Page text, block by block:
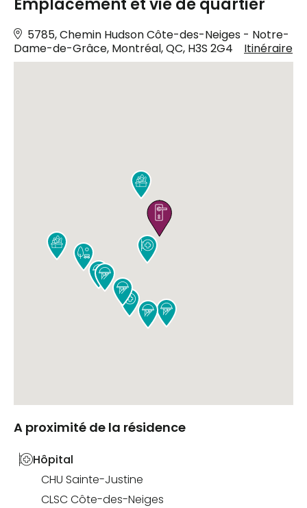
5785, Chemin Hudson Côte-des-Neiges - Notre-
Dame-de-Grâce, Montréal, QC, H3S 2G4
Itinéraire










A proximité de la résidence
Hôpital
CHU Sainte-Justine
CLSC Côte-des-Neiges